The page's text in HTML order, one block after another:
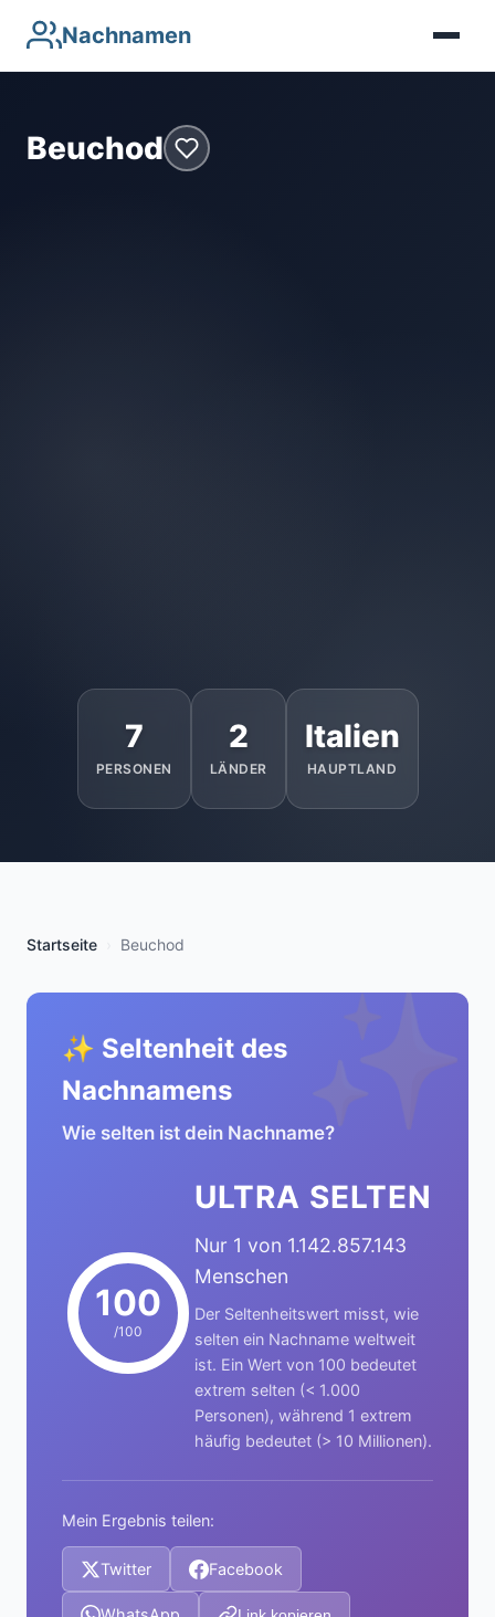
Nachnamen
Beuchod
7
PERSONEN
2
LÄNDER
Italien
HAUPTLAND
Startseite Beuchod
✨
✨ Seltenheit des
Nachnamens
Wie selten ist dein Nachname?
100
/100
ULTRA SELTEN
Nur 1 von 1.142.857.143
Menschen
Der Seltenheitswert misst, wie
selten ein Nachname weltweit
ist. Ein Wert von 100 bedeutet
extrem selten (< 1.000
Personen), während 1 extrem
häufig bedeutet (> 10 Millionen).
Mein Ergebnis teilen:
Twitter Facebook